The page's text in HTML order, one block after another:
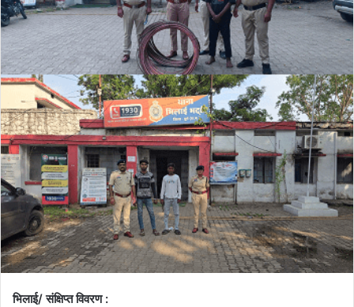
भिलाई/ संक्षिप्त विवरण :